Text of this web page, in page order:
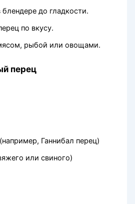
до гладкости.
по вкусу.
рыбой или овощами.
перец
Ганнибал перец)
или свиного)